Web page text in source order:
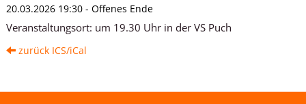
20.03.2026 19:30 - Offenes Ende
Veranstaltungsort: um 19.30 Uhr in der VS Puch
zurück ICS/iCal